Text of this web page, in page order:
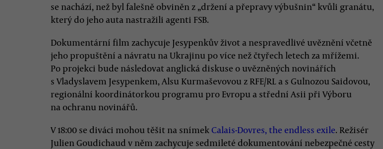
se nachází, než byl falešně obviněn z „držení a přepravy výbušnin“ kvůli granátu,
který do jeho auta nastražili agenti FSB.
Dokumentární film zachycuje Jesypenkův život a nespravedlivé uvěznění včetně
jeho propuštění a návratu na Ukrajinu po více než čtyřech letech za mřížemi.
Po projekci bude následovat anglická diskuse o uvězněných novinářích
s Vladyslavem Jesypenkem, Alsu Kurmaševovou z RFE/RL a s Gulnozou Saidovou,
regionální koordinátorkou programu pro Evropu a střední Asii při Výboru
na ochranu novinářů.
V 18:00 se diváci mohou těšit na snímekCalais-Dovres, the endless exile. Režisér
Julien Goudichaud v něm zachycuje sedmileté dokumentování nebezpečné cesty